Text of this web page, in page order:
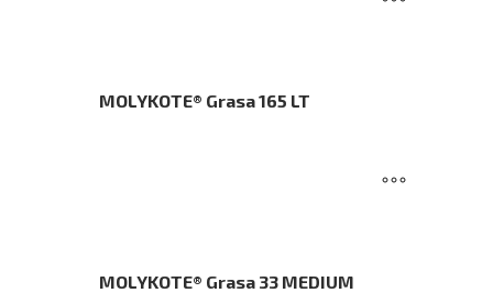
MOLYKOTE® Grasa 165 LT
MOLYKOTE® Grasa 33 MEDIUM